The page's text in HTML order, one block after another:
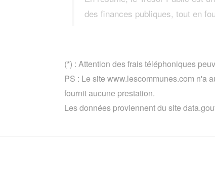
des finances publiques, tout en
(*) : Attention des frais téléphoniques
PS : Le site www.lescommunes.com n'a
fournit aucune prestation.
Les données proviennent du site